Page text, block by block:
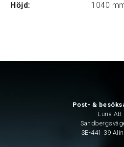
Höjd:
1040
Post- &
Luna AB
SE-441 39